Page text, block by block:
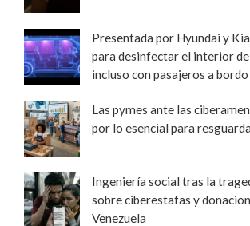
Presentada por Hyundai y
para desinfectar el interior
incluso con pasajeros a bordo
Las pymes ante las
por lo esencial para
Ingeniería social tras la
sobre ciberestafas y
Venezuela